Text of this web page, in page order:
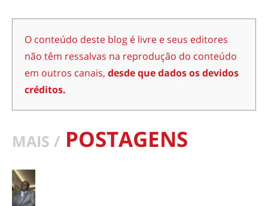
O conteúdo deste blog é livre e seus editores
não têm ressalvas na reprodução do conteúdo
em outros canais, desde que dados os devidos
créditos.
MAIS / POSTAGENS